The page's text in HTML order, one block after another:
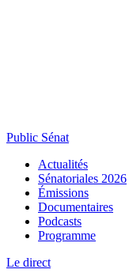
Public Sénat
Actualités
Sénatoriales 2026
Émissions
Documentaires
Podcasts
Programme
Le direct